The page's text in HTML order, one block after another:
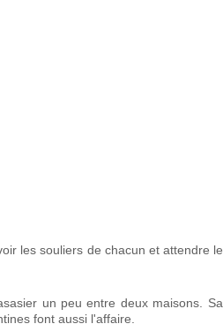
les souliers de chacun et attendre le
un peu entre deux maisons. Sa
font aussi l'affaire.